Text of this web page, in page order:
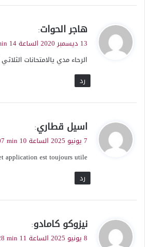
ي
ق
ل
هاجر الحوات:
13 ديسمبر 2020 الساعة 14 h 50 min
الرحاء مدي يالامتحانات
رد
ي
ق
ل
اسيل قطاري:
7 يونيو 2025 الساعة 10 h 07 min
application est toujours utile
رد
ي
ق
نيزوكو كامادو:
8 يونيو 2025 الساعة 11 h 28 min